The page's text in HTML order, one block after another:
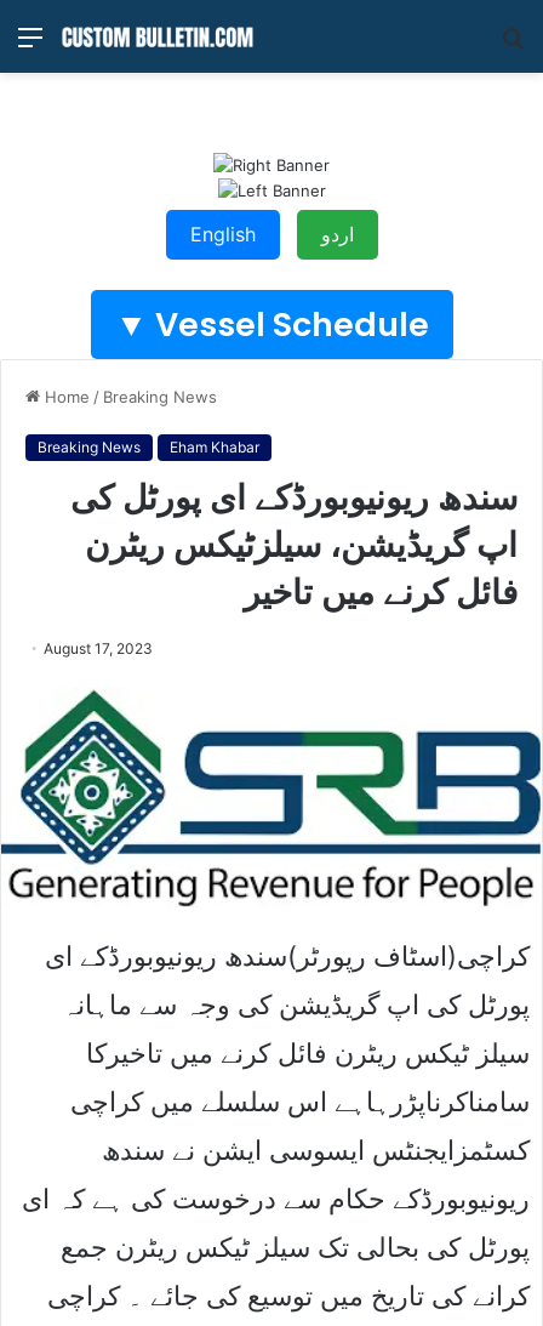
Menu
English اردو
Vessel Schedule ▼
Home / Breaking News
Breaking News Eham Khabar
سندھ ریونیوبورڈکے ای پورٹل کی
اپ گریڈیشن، سیلزٹیکس ریٹرن
فائل کرنے میں تاخیر
August 17, 2023
کراچی(اسٹاف رپورٹر)سندھ ریونیوبورڈکے ای
پورٹل کی اپ گریڈیشن کی وجہ سے ماہانہ
سیلز ٹیکس ریٹرن فائل کرنے میں تاخیرکا
سامناکرناپڑرہاہے اس سلسلے میں کراچی
کسٹمزایجنٹس ایسوسی ایشن نے سندھ
ریونیوبورڈکے حکام سے درخوست کی ہے کہ ای
پورٹل کی بحالی تک سیلز ٹیکس ریٹرن جمع
کرانے کی تاریخ میں توسیع کی جائے ۔ کراچی